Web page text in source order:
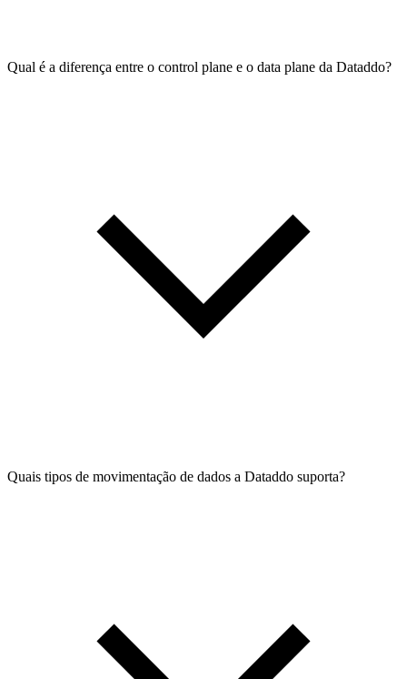
Qual é a diferença entre o control plane e o data plane da Dataddo?
Quais tipos de movimentação de dados a Dataddo suporta?